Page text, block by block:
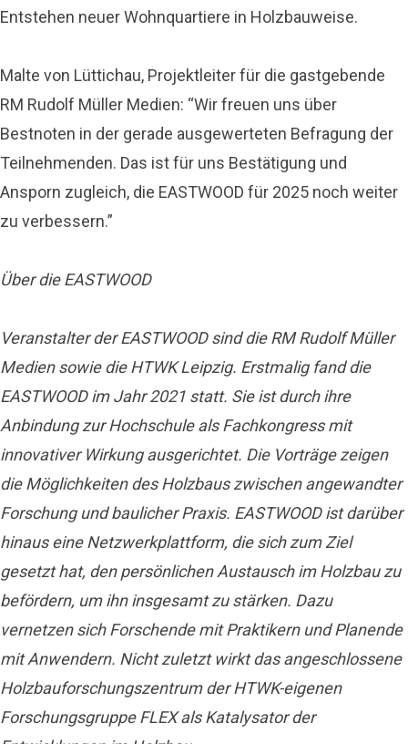
Entstehen neuer Wohnquartiere in Holzbauweise.
Malte von Lüttichau, Projektleiter für die gastgebende
RM Rudolf Müller Medien: “Wir freuen uns über
Bestnoten in der gerade ausgewerteten Befragung der
Teilnehmenden. Das ist für uns Bestätigung und
Ansporn zugleich, die EASTWOOD für 2025 noch weiter
zu verbessern.”
Über die EASTWOOD
Veranstalter der EASTWOOD sind die RM Rudolf Müller
Medien sowie die HTWK Leipzig. Erstmalig fand die
EASTWOOD im Jahr 2021 statt. Sie ist durch ihre
Anbindung zur Hochschule als Fachkongress mit
innovativer Wirkung ausgerichtet. Die Vorträge zeigen
die Möglichkeiten des Holzbaus zwischen angewandter
Forschung und baulicher Praxis. EASTWOOD ist darüber
hinaus eine Netzwerkplattform, die sich zum Ziel
gesetzt hat, den persönlichen Austausch im Holzbau zu
befördern, um ihn insgesamt zu stärken. Dazu
vernetzen sich Forschende mit Praktikern und Planende
mit Anwendern. Nicht zuletzt wirkt das angeschlossene
Holzbauforschungszentrum der HTWK-eigenen
Forschungsgruppe FLEX als Katalysator der